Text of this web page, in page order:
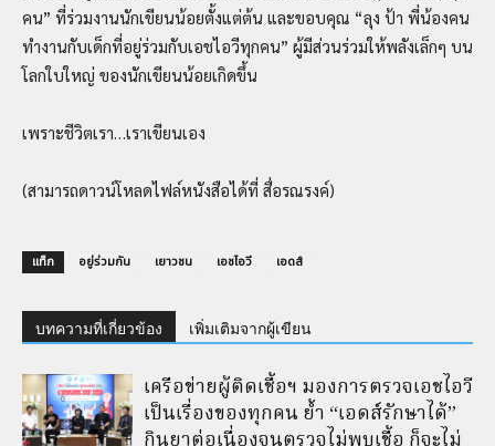
คน” ที่ร่วมงานนักเขียนน้อยตั้งแต่ต้น และขอบคุณ “ลุง ป้า พี่น้องคน
ทำงานกับเด็กที่อยู่ร่วมกับเอชไอวีทุกคน” ผู้มีส่วนร่วมให้พลังเล็กๆ บน
โลกใบใหญ่ ของนักเขียนน้อยเกิดขึ้น
เพราะชีวิตเรา…เราเขียนเอง
(สามารถดาวน์โหลดไฟล์หนังสือได้ที่ สื่อรณรงค์)
แท็ก อยู่ร่วมกัน เยาวชน เอชไอวี เอดส์
บทความที่เกี่ยวข้อง เพิ่มเติมจากผู้เขียน
เครือข่ายผู้ติดเชื้อฯ มองการตรวจเอชไอวี
เป็นเรื่องของทุกคน ย้ำ “เอดส์รักษาได้”